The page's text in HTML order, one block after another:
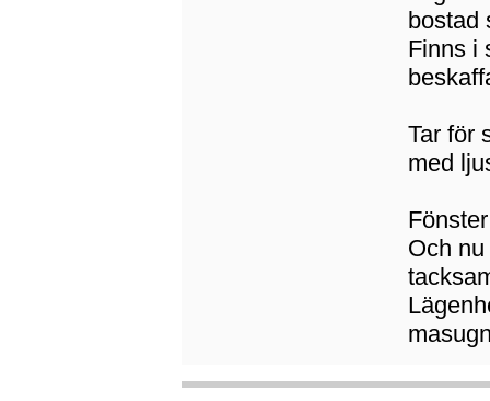
bostad
Finns i
Tar för
med
Och